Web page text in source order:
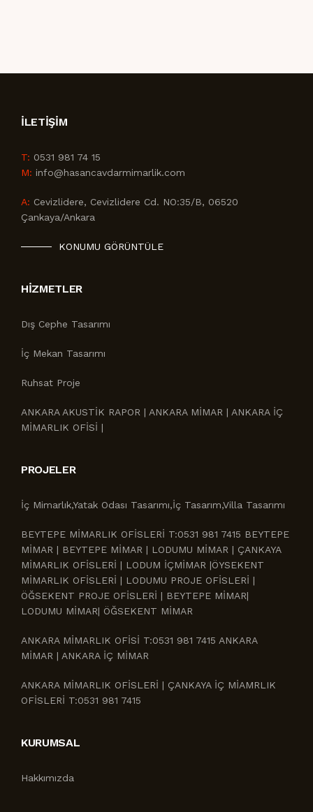
İLETIŞIM
T: 0531 981 74 15
M: info@hasancavdarmimarlik.com
A: Cevizlidere, Cevizlidere Cd. NO:35/B, 06520
Çankaya/Ankara
KONUMU GÖRÜNTÜLE
HIZMETLER
Dış Cephe Tasarımı
İç Mekan Tasarımı
Ruhsat Proje
ANKARA AKUSTİK RAPOR | ANKARA MİMAR | ANKARA İÇ
MİMARLIK OFİSİ |
PROJELER
İç Mimarlık,Yatak Odası Tasarımı,İç Tasarım,Villa Tasarımı
BEYTEPE MİMARLIK OFİSLERİ T:0531 981 7415 BEYTEPE
MİMAR | BEYTEPE MİMAR | LODUMU MİMAR | ÇANKAYA
MİMARLIK OFİSLERİ | LODUM İÇMİMAR |ÖYSEKENT
MİMARLIK OFİSLERİ | LODUMU PROJE OFİSLERİ |
ÖĞSEKENT PROJE OFİSLERİ | BEYTEPE MİMAR|
LODUMU MİMAR| ÖĞSEKENT MİMAR
ANKARA MİMARLIK OFİSİ T:0531 981 7415 ANKARA
MİMAR | ANKARA İÇ MİMAR
ANKARA MİMARLIK OFİSLERİ | ÇANKAYA İÇ MİAMRLIK
OFİSLERİ T:0531 981 7415
KURUMSAL
Hakkımızda